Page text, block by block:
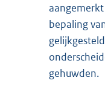
bepaling
gehuwden.